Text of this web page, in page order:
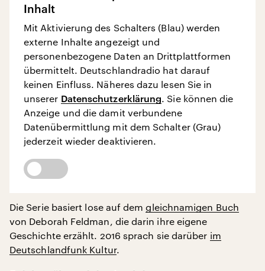
Inhalt
Mit Aktivierung des Schalters (Blau) werden
externe Inhalte angezeigt und
personenbezogene Daten an Drittplattformen
übermittelt. Deutschlandradio hat darauf
keinen Einfluss. Näheres dazu lesen Sie in
unserer Datenschutzerklärung. Sie können die
Anzeige und die damit verbundene
Datenübermittlung mit dem Schalter (Grau)
jederzeit wieder deaktivieren.
Die Serie basiert lose auf demgleichnamigen Buch
von Deborah Feldman, die darin ihre eigene
Geschichte erzählt. 2016 sprach sie darüber im
Deutschlandfunk Kultur.